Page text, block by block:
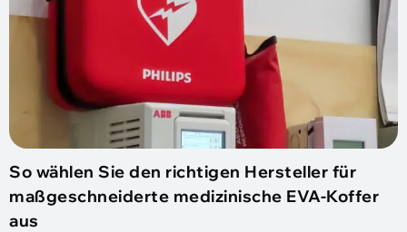
So wählen Sie den richtigen Hersteller für
maßgeschneiderte medizinische EVA-Koffer
aus